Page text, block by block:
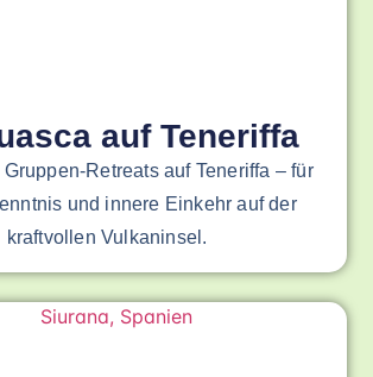
auf Teneriffa
Retreats auf Teneriffa – für
und innere Einkehr auf der
kraftvollen Vulkaninsel.